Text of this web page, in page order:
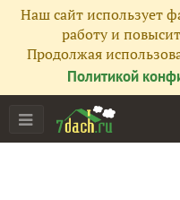
Наш сайт использует
работу и
Продолжая
Политикой